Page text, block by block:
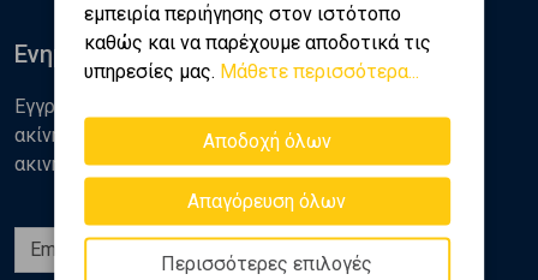
εμπειρία περιήγησης στον ιστότοπο
καθώς και να παρέχουμε αποδοτικά τις
υπηρεσίες μας. Μάθετε περισσότερα...
Αποδοχή όλων
Απαγόρευση όλων
Περισσότερες επιλογές
Ενημερωθείτε
Εγγραφείτε στο newsletter της Golden Home για νέα
ακίνητα, αναλύσεις και διάφορα θέματα της αγοράς
ακινήτων